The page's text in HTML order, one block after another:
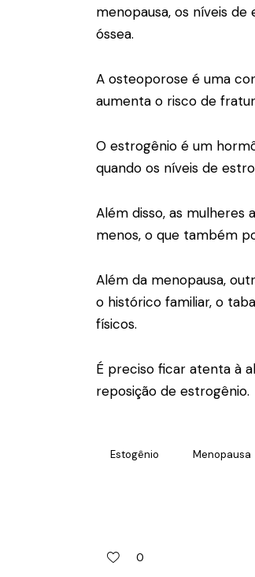
menopausa, os níveis
óssea.
A osteoporose é uma
aumenta o risco de
O estrogênio é um
quando os níveis de
Além disso, as mulheres
menos, o que também
Além da menopausa,
o histórico familiar, o
físicos.
É preciso ficar atenta à
reposição de estrogênio.
Estogênio Menopausa
0